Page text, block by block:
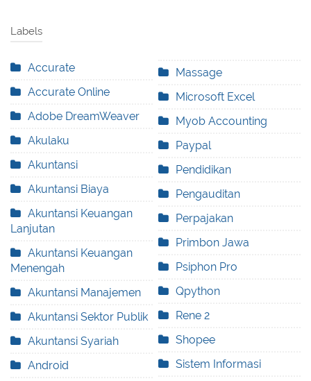
Labels
Accurate
Accurate Online
Adobe DreamWeaver
Akulaku
Akuntansi
Akuntansi Biaya
Akuntansi Keuangan
Lanjutan
Akuntansi Keuangan
Menengah
Akuntansi Manajemen
Akuntansi Sektor Publik
Akuntansi Syariah
Android
Massage
Microsoft Excel
Myob Accounting
Paypal
Pendidikan
Pengauditan
Perpajakan
Primbon Jawa
Psiphon Pro
Qpython
Rene 2
Shopee
Sistem Informasi